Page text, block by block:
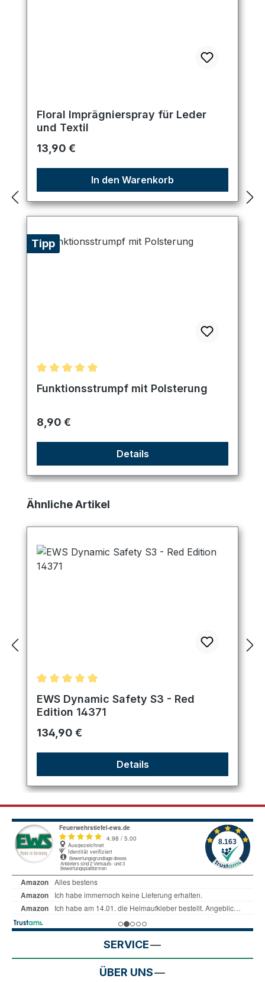
Floral Imprägnierspray für Leder
und Textil
Regulärer Preis:
13,90 €
In den Warenkorb
Tipp
Durchschnittliche Bewertung von 5 von 5 Sternen
Funktionsstrumpf mit Polsterung
Regulärer Preis:
8,90 €
Details
Produktgalerie überspringen
Ähnliche Artikel
Durchschnittliche Bewertung von 5 von 5 Sternen
EWS Dynamic Safety S3 - Red
Edition 14371
Regulärer Preis:
134,90 €
Details
SERVICE
ÜBER UNS